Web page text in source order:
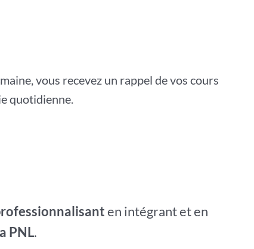
vous recevez un rappel de vos cours
quotidienne.
en intégrant et en
PNL.